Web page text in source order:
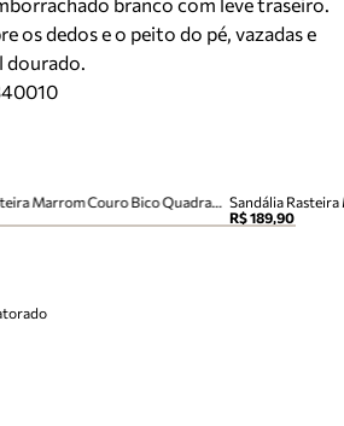
os dedos e o peito do pé, vazadas e
dourado.
Sandália Rasteira Marrom Couro Bico Quadrado Tiras Sandália
R$ 189,90